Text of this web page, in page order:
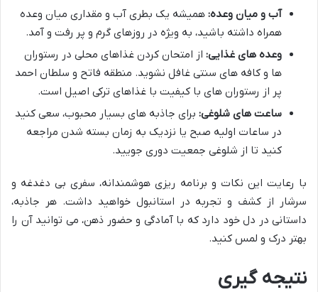
آب و میان وعده: همیشه یک بطری آب و مقداری میان وعده
همراه داشته باشید، به ویژه در روزهای گرم و پر رفت و آمد.
وعده های غذایی: از امتحان کردن غذاهای محلی در رستوران
ها و کافه های سنتی غافل نشوید. منطقه فاتح و سلطان احمد
پر از رستوران های با کیفیت با غذاهای ترکی اصیل است.
ساعت های شلوغی: برای جاذبه های بسیار محبوب، سعی کنید
در ساعات اولیه صبح یا نزدیک به زمان بسته شدن مراجعه
کنید تا از شلوغی جمعیت دوری جویید.
با رعایت این نکات و برنامه ریزی هوشمندانه، سفری بی دغدغه و
سرشار از کشف و تجربه در استانبول خواهید داشت. هر جاذبه،
داستانی در دل خود دارد که با آمادگی و حضور ذهن، می توانید آن را
بهتر درک و لمس کنید.
نتیجه گیری